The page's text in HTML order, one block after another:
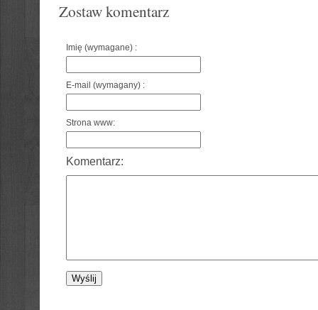
Zostaw komentarz
Imię (wymagane) :
E-mail (wymagany) :
Strona www:
Komentarz: